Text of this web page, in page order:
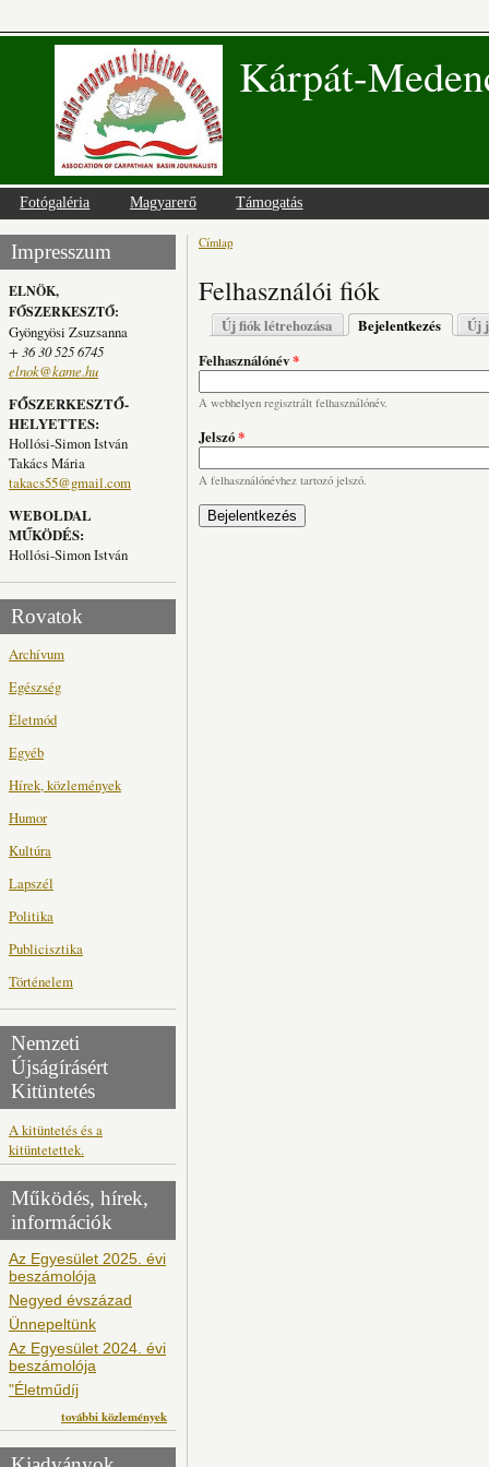
Kárpát-
Fotógaléria Magyarerő Támogatás
Impresszum
ELNÖK,
FŐSZERKESZTŐ:
Gyöngyösi Zsuzsanna
+ 36 30 525 6745
elnok@kame.hu
FŐSZERKESZTŐ-
HELYETTES:
Hollósi-Simon István
Takács Mária
takacs55@gmail.com
WEBOLDAL
MŰKÖDÉS:
Hollósi-Simon István
Rovatok
Archívum
Egészség
Életmód
Egyéb
Hírek, közlemények
Humor
Kultúra
Lapszél
Politika
Publicisztika
Történelem
Nemzeti
Újságírásért
Kitüntetés
A kitüntetés és a
kitüntetettek.
Működés, hírek,
információk
Az Egyesület 2025. évi
beszámolója
Negyed évszázad
Ünnepeltünk
Az Egyesület 2024. évi
beszámolója
"Életműdíj
további közlemények
Jelenlegi hely
Címlap
Felhasználói fiók
Elsődleges fülek
Új fiók létrehozása Bejelentkezés (aktív
Új
Felhasználónév*
A webhelyen regisztrált felhasználónév.
Jelszó*
A felhasználónévhez tartozó jelszó.